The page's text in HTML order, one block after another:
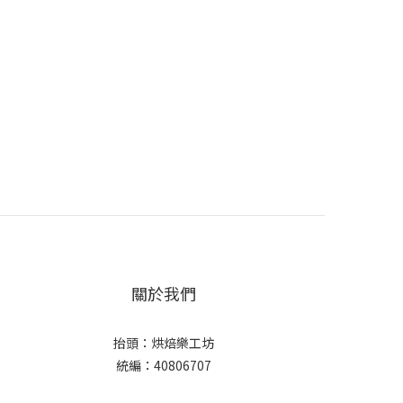
關於我們
抬頭：烘焙樂工坊
統編：40806707